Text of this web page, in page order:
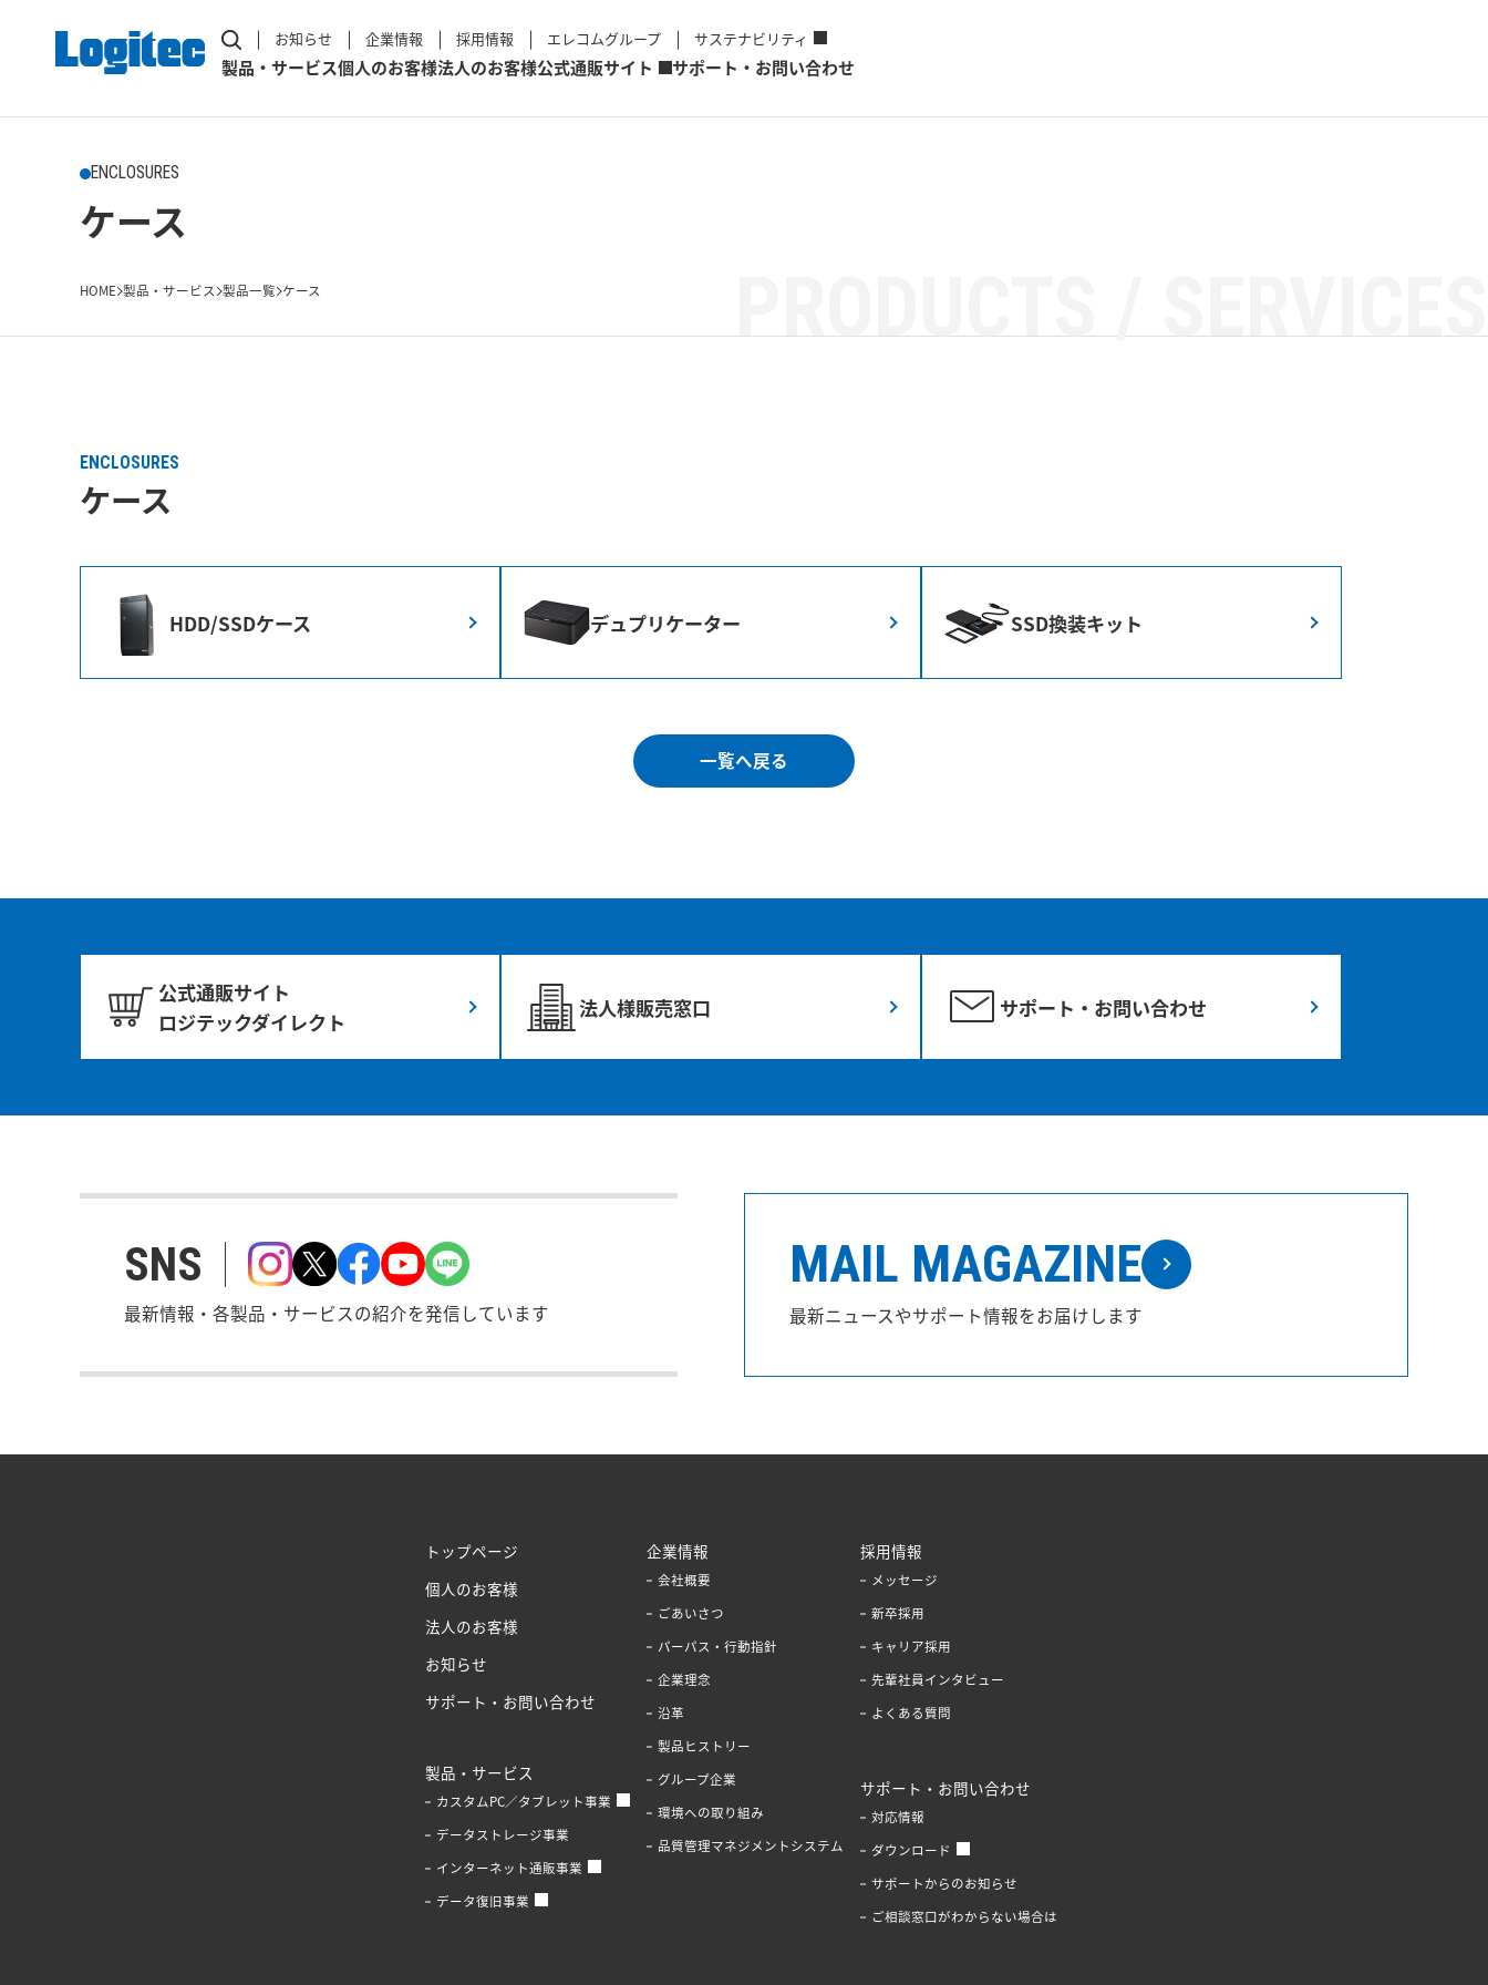
お知らせ 企業情報 採用情報 エレコムグループ サステナビリティ
製品・サービス個人のお客様法人のお客様公式通販サイト サポート・お問い合わせ
ENCLOSURES
ケース
HOME 製品・サービス 製品一覧 ケース
ENCLOSURES
ケース
HDD/SSDケース デュプリケーター SSD換装キット
一覧へ戻る
公式通販サイト
ロジテックダイレクト
法人様販売窓口 サポート・お問い合わせ
SNS
最新情報・各製品・サービスの紹介を発信しています
MAIL MAGAZINE
最新ニュースやサポート情報をお届けします
トップページ
個人のお客様
法人のお客様
お知らせ
サポート・お問い合わせ
製品・サービス
カスタムPC／タブレット事業
データストレージ事業
インターネット通販事業
データ復旧事業
企業情報
会社概要
ごあいさつ
パーパス・行動指針
企業理念
沿革
製品ヒストリー
グループ企業
環境への取り組み
品質管理マネジメントシステム
採用情報
メッセージ
新卒採用
キャリア採用
先輩社員インタビュー
よくある質問
サポート・お問い合わせ
対応情報
ダウンロード
サポートからのお知らせ
ご相談窓口がわからない場合は